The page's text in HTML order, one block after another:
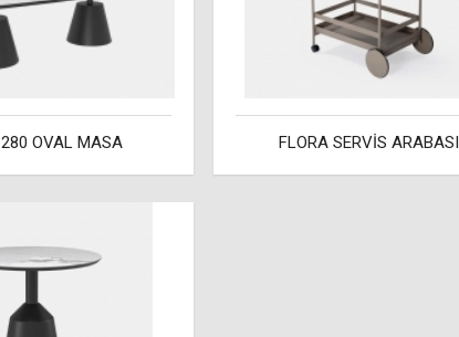
OVAL MASA FLORA SERVİS ARABASI